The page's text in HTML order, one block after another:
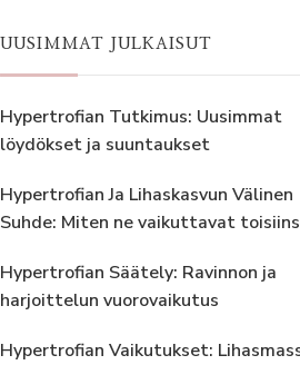
UUSIMMAT JULKAISUT
Hypertrofian Tutkimus: Uusimmat
löydökset ja suuntaukset
Hypertrofian Ja Lihaskasvun Välinen
Suhde: Miten ne vaikuttavat
Hypertrofian Säätely: Ravinnon ja
harjoittelun vuorovaikutus
Hypertrofian Vaikutukset: